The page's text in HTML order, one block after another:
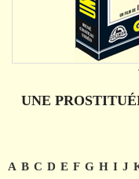
UNE
A B C D E F G H I J